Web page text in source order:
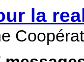
la